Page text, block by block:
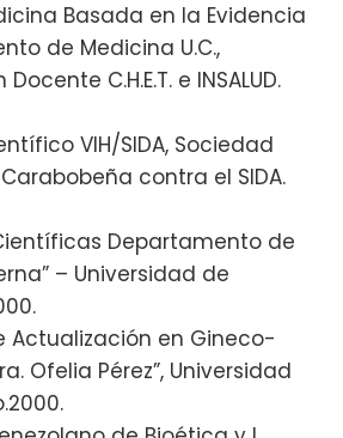
Basada en la Evidencia
de Medicina U.C.,
C.H.E.T. e INSALUD.
VIH/SIDA, Sociedad
contra el SIDA.
Departamento de
– Universidad de
Actualización en Gineco-
Ofelia Pérez”, Universidad